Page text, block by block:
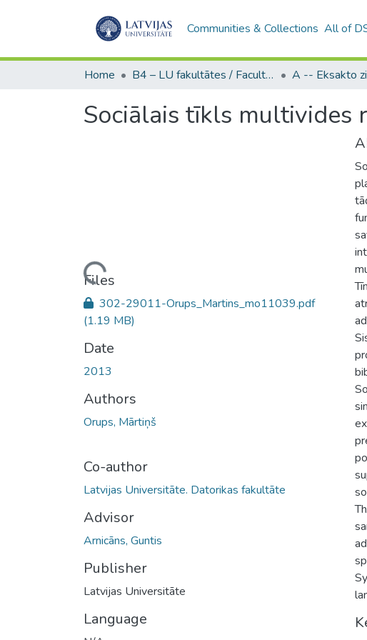
Communities & Collections All of
Home B4 – LU fakultātes / Faculties of the UL
Sociālais tīkls multivides
Loading...
Files
302-29011-Orups_Martins_mo11039.pdf
(1.19 MB)
Date
2013
Authors
Orups, Mārtiņš
Co-author
Latvijas Universitāte. Datorikas fakultāte
Advisor
Arnicāns, Guntis
Publisher
Latvijas Universitāte
Language